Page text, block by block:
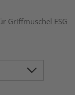
Griffmuschel ESG